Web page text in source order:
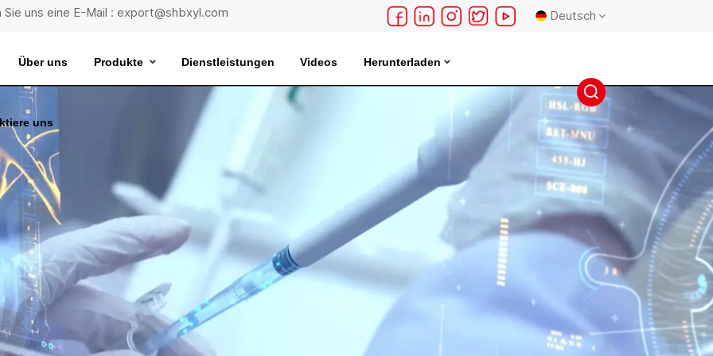
Sie uns eine E-Mail : export@shbxyl.com Deutsch
English
français
русский
español
português
日本語
Über uns Produkte Dienstleistungen Videos Herunterladen
uns